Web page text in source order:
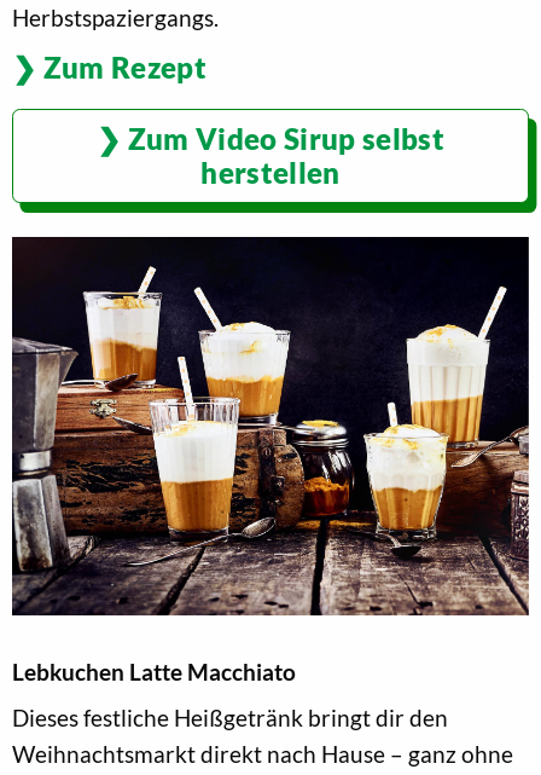
Herbstspaziergangs.
Zum Rezept
Zum Video Sirup selbst
herstellen
Lebkuchen Latte Macchiato
Dieses festliche Heißgetränk bringt dir den
Weihnachtsmarkt direkt nach Hause – ganz ohne